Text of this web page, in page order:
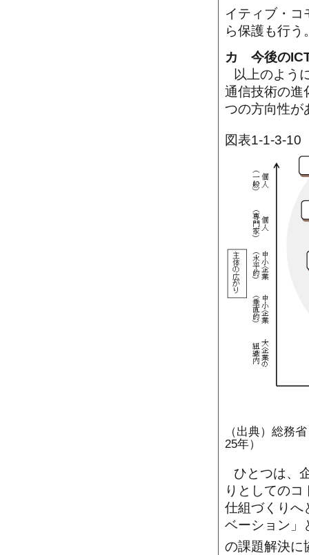
イティブ・コ
ら保護も行う
カ 今後の
以上のよう
通信技術の進
つの方向性が
図表1-1-3-10
（出典）総務
25年）
ひとつは、
りとしての
仕組づくりへ
ベーション」
の課題解決に